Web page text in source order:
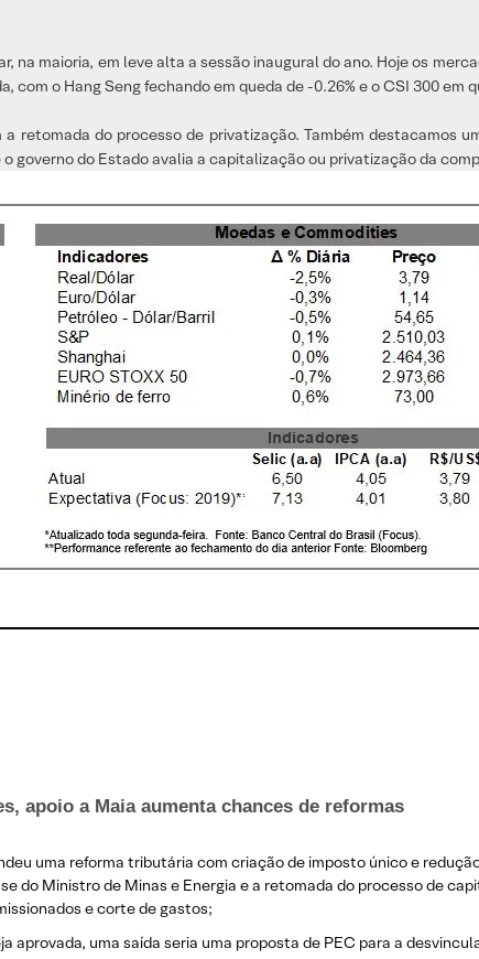
na maioria, em leve alta a sessão inaugural do ano. Hoje os
o Hang Seng fechando em queda de -0.26% e o CSI 300 em
do processo de privatização. Também destacamos
governo do Estado avalia a capitalização ou privatização da
apoio a Maia aumenta chances de reformas
uma reforma tributária com criação de imposto único e
do Ministro de Minas e Energia e a retomada do processo de
e corte de gastos;
uma saída seria uma proposta de PEC para a